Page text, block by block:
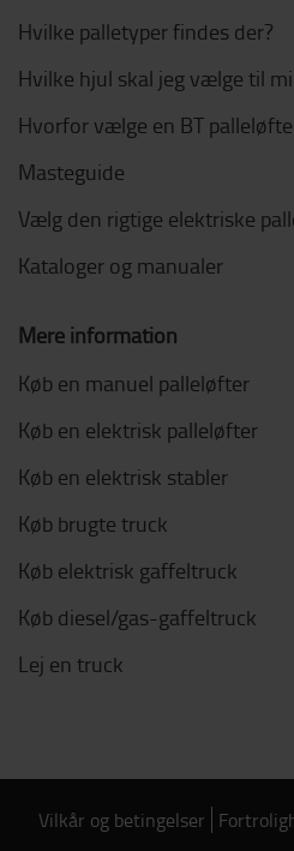
Hvilke palletyper findes der?
Hvilke hjul skal jeg vælge til
Hvorfor vælge en BT
Masteguide
Vælg den rigtige elektriske
Kataloger og manualer
Mere information
Køb en manuel palleløfter
Køb en elektrisk palleløfter
Køb en elektrisk stabler
Køb brugte truck
Køb elektrisk gaffeltruck
Køb diesel/gas-gaffeltruck
Lej en truck
Vilkår og betingelser